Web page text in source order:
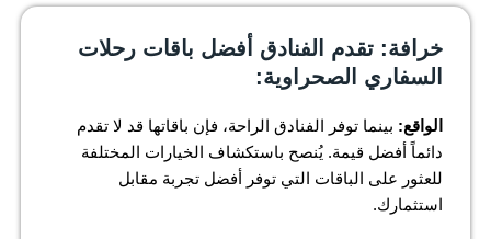
خرافة: تقدم الفنادق أفضل باقات رحلات
السفاري الصحراوية:
الواقع: بينما توفر الفنادق الراحة، فإن باقاتها قد لا تقدم
دائماً أفضل قيمة. يُنصح باستكشاف الخيارات المختلفة
للعثور على الباقات التي توفر أفضل تجربة مقابل
استثمارك.